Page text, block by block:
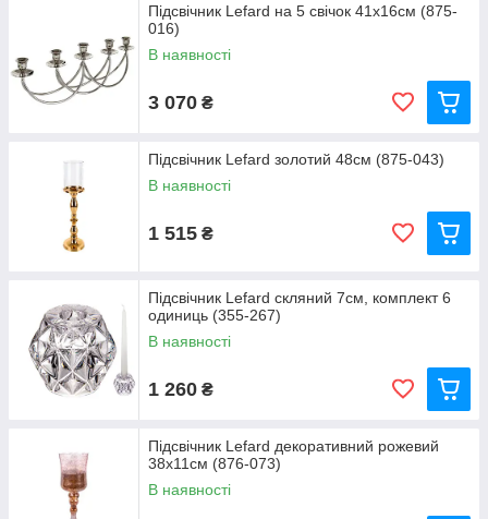
Підсвічник Lefard на 5 свічок 41х16см (875-
016)
В наявності
3 070 ₴
Підсвічник Lefard золотий 48см (875-043)
В наявності
1 515 ₴
Підсвічник Lefard скляний 7см, комплект 6
одиниць (355-267)
В наявності
1 260 ₴
Підсвічник Lefard декоративний рожевий
38x11см (876-073)
В наявності